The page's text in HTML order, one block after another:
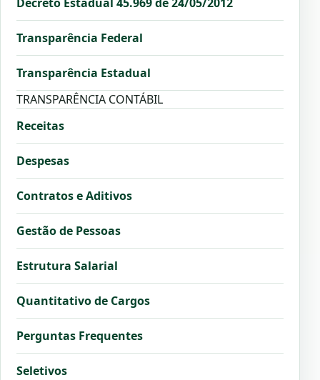
Transparência Federal
Transparência Estadual
TRANSPARÊNCIA CONTÁBIL
Receitas
Despesas
Contratos e Aditivos
Gestão de Pessoas
Estrutura Salarial
Quantitativo de Cargos
Perguntas Frequentes
Seletivos